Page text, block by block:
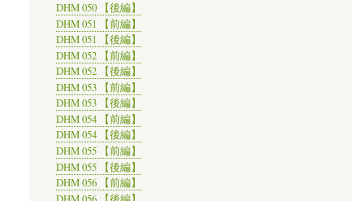
DHM 050 【後編】
DHM 051 【前編】
DHM 051 【後編】
DHM 052 【前編】
DHM 052 【後編】
DHM 053 【前編】
DHM 053 【後編】
DHM 054 【前編】
DHM 054 【後編】
DHM 055 【前編】
DHM 055 【後編】
DHM 056 【前編】